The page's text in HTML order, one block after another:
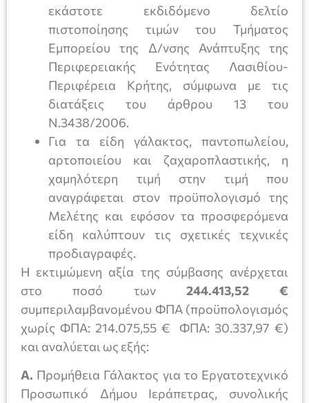
εκάστοτε εκδιδόμενο δελτίο
πιστοποίησης τιμών του Τμήματος
Εμπορείου της Δ/νσης Ανάπτυξης της
Περιφερειακής Ενότητας Λασιθίου-
Περιφέρεια Κρήτης, σύμφωνα με τις
διατάξεις του άρθρου 13 του
Ν.3438/2006.
Για τα είδη γάλακτος, παντοπωλείου,
αρτοποιείου και ζαχαροπλαστικής, η
χαμηλότερη τιμή στην τιμή που
αναγράφεται στον προϋπολογισμό της
Μελέτης και εφόσον τα προσφερόμενα
είδη καλύπτουν τις σχετικές τεχνικές
προδιαγραφές.
Η εκτιμώμενη αξία της σύμβασης ανέρχεται
στο ποσό των 244.413,52 €
συμπεριλαμβανομένου ΦΠΑ (προϋπολογισμός
χωρίς ΦΠΑ: 214.075,55 € ΦΠΑ: 30.337,97 €)
και αναλύεται ως εξής:
Α. Προμήθεια Γάλακτος για το Εργατοτεχνικό
Προσωπικό Δήμου Ιεράπετρας, συνολικής